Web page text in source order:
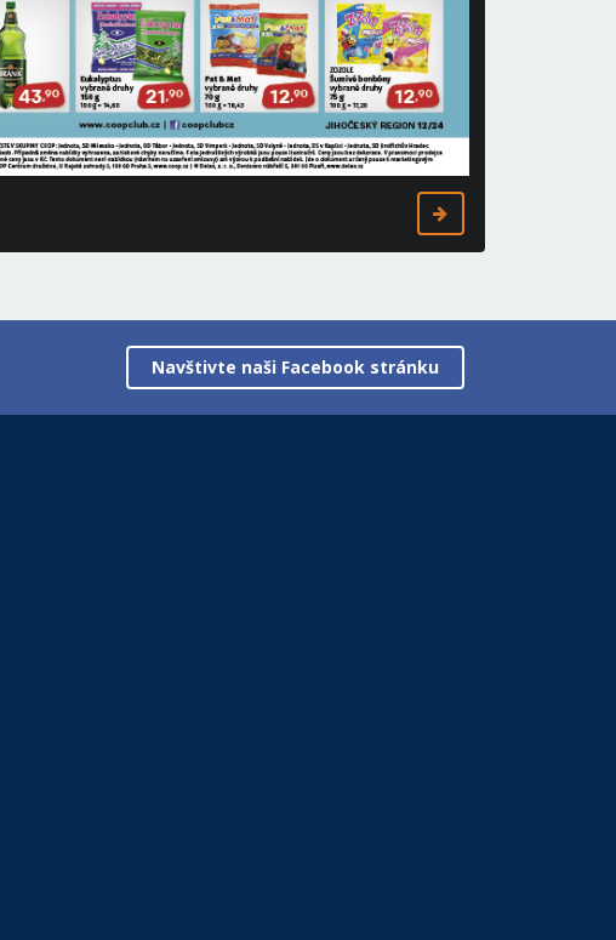
Navštivte naši Facebook stránku